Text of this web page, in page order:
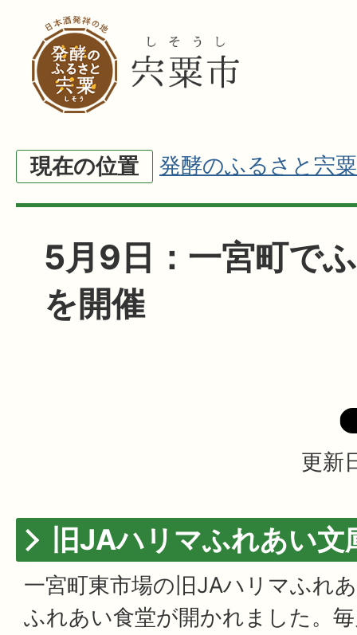
現在の位置 発酵のふるさと宍粟
5月9日：一宮町で
を開催
更新
旧JAハリマふれあい文
一宮町東市場の旧JAハリマふれ
ふれあい食堂が開かれました。